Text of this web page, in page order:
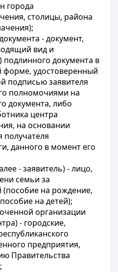
города
столицы, района
- документ,
вид и
документа в
удостоверенный
подписью заявителя
полномочиями на
документа, либо
центра
на основании
получателя
данного в момент его
- заявитель) - лицо,
семьи за
на рождение,
на детей);
организации
- городские,
предприятия,
Правительства